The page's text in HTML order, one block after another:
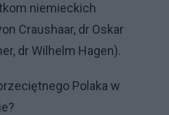
niemieckich
Craushaar, dr Oskar
dr Wilhelm Hagen).
Polaka w